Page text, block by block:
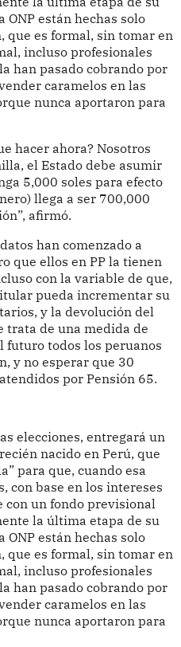
ONP están hechas solo
que es formal, sin tomar en
incluso profesionales
han pasado cobrando por
caramelos en las
nunca aportaron para
hacer ahora? Nosotros
el Estado debe asumir
5,000 soles para efecto
llega a ser 700,000
afirmó.
han comenzado a
que ellos en PP la tienen
con la variable de que,
pueda incrementar su
y la devolución del
trata de una medida de
futuro todos los peruanos
y no esperar que 30
por Pensión 65.
elecciones, entregará un
nacido en Perú, que
para que, cuando esa
con base en los intereses
con un fondo previsional
la última etapa de su
ONP están hechas solo
que es formal, sin tomar en
incluso profesionales
han pasado cobrando por
caramelos en las
nunca aportaron para